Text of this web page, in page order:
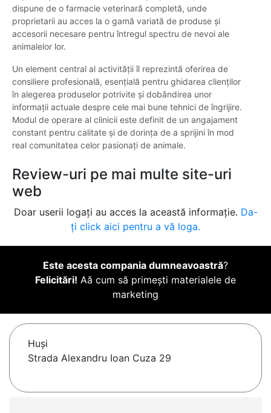
dispune de o farmacie veterinară completă, unde
proprietarii au acces la o gamă variată de produse și
accesorii necesare pentru întregul spectru de nevoi ale
animalelor lor.
Un element central al activității îl reprezintă oferirea de
consiliere profesională, esențială pentru ghidarea clienților
în alegerea produselor potrivite și dobândirea unor
informații actuale despre cele mai bune tehnici de îngrijire.
Modul de operare al clinicii este definit de un angajament
constant pentru calitate și de dorința de a sprijini în mod
real comunitatea celor pasionați de animale.
Review-uri pe mai multe site-uri
web
Doar userii logați au acces la această informație. Da-
ți click aici pentru a vă loga.
Este acesta compania dumneavoastră?
Felicitări! Aă cum să primești materialele de
marketing
Huşi
Strada Alexandru Ioan Cuza 29